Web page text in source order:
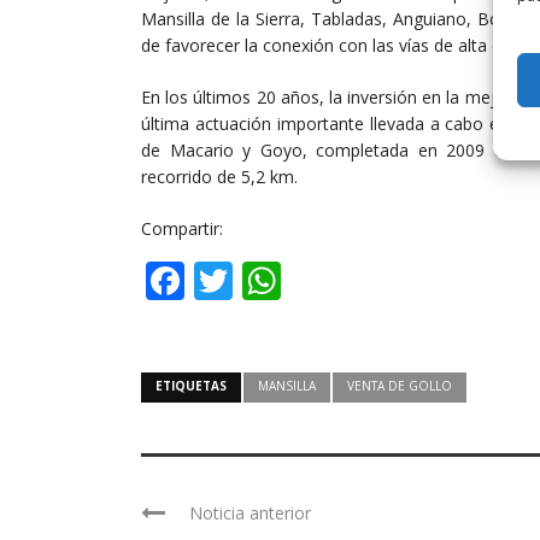
Mansilla de la Sierra, Tabladas, Anguiano,
de favorecer la conexión con las vías de alta
En los últimos 20 años, la inversión en la mejora
última actuación importante llevada a cabo en
de Macario y Goyo, completada en 2009 con
recorrido de 5,2 km.
Compartir:
Facebook
Twitter
ETIQUETAS MANSILLA VENTA DE GOLLO
Noticia anterior